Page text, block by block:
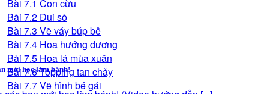
Bài 7.1 Con cừu
Bài 7.2 Đui sò
Bài 7.3 Vẽ váy búp bê
Bài 7.4 Hoa hướng dương
Bài 7.5 Hoa lá mùa xuân
Bài 7.6 Topping tan chảy
Bài 7.7 Vẽ hình bé gái
mới học làm bánh!